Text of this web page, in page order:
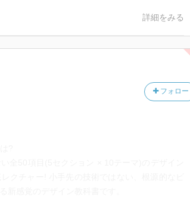
詳細をみる
フォロー